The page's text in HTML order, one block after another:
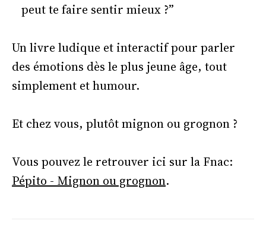
peut te faire sentir mieux ?”
Un livre ludique et interactif pour parler
des émotions dès le plus jeune âge, tout
simplement et humour.
Et chez vous, plutôt mignon ou grognon ?
Vous pouvez le retrouver ici sur la Fnac:
Pépito - Mignon ou grognon.